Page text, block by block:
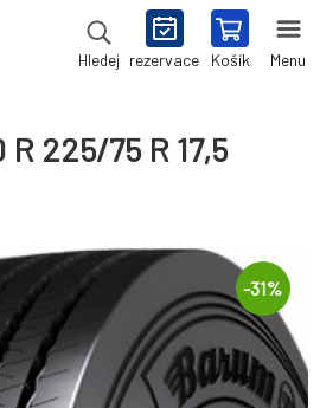
Hledej rezervace Košík Menu
225/75 R 17,5
-31%